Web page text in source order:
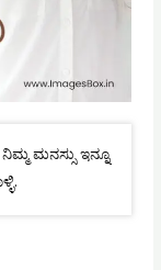
ಮನಸ್ಸು ಇನ್ನೂ